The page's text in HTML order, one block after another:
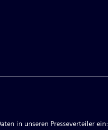
in unseren Presseverteiler ein: